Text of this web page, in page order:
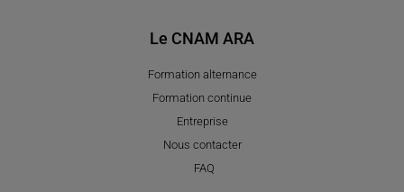
Le CNAM ARA
Formation alternance
Formation continue
Entreprise
Nous contacter
FAQ